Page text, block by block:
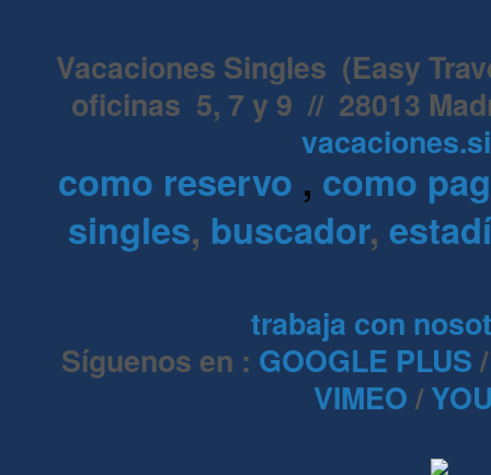
Vacaciones Singles (Easy
oficinas 5, 7 y 9 // 28013
como reservo , como
singles, buscador,
trabaja con
Síguenos en : GOOGLE PLUS
VIMEO /